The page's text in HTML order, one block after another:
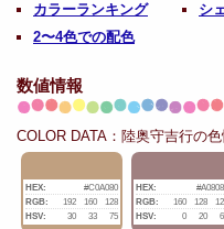
カラーランキング
2〜4色での配色
シ
数値情報
COLOR DATA：陸奥守吉行の
HEX:
#C0A080
RGB:
192 160
128
HSV:
30 33 75
HEX:
RGB:
160 128
HSV:
0 20